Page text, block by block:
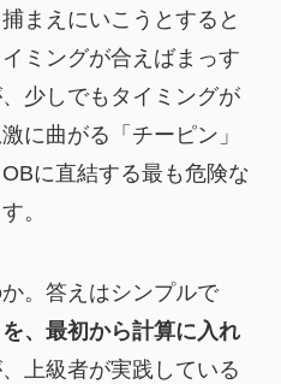
まえにいこうとすると
ミングが合えばまっす
少しでもタイミングが
に曲がる「チーピン」
に直結する最も危険な
。
。答えはシンプルで
を、最初から計算に入れ
上級者が実践している